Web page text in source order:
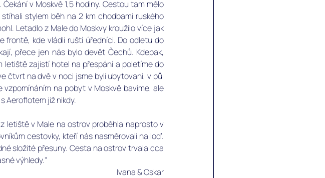
v Moskvě 1,5 hodiny. Cestou tam mělo
stylem běh na 2 km chodbami ruského
Letadlo z Male do Moskvy kroužilo více jak
frontě, kde vládli ruští úředníci. Do odletu do
přece jen nás bylo devět Čechů. Kdepak,
letiště zajistí hotel na přespání a poletíme do
čtvrt na dvě v noci jsme byli ubytovaní, v půl
na pobyt v Moskvě bavíme, ale
Aeroflotem již nikdy.
letiště v Male na ostrov proběhla naprosto v
cestovky, kteří nás nasměrovali na loď.
složité přesuny. Cesta na ostrov trvala cca
výhledy."
Ivana & Oskar